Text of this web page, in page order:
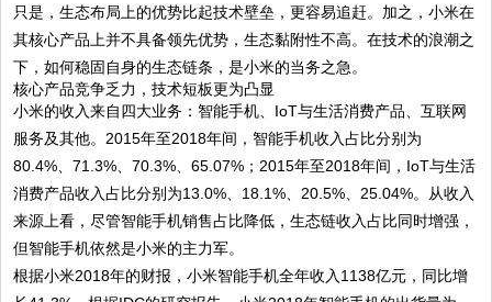
只是，生态布局上的优势比起技术壁垒，更容易追赶。加之，小米在
其核心产品上并不具备领先优势，生态黏附性不高。在技术的浪潮之
下，如何稳固自身的生态链条，是小米的当务之急。
核心产品竞争乏力，技术短板更为凸显
小米的收入来自四大业务：智能手机、IoT与生活消费产品、互联网
服务及其他。2015年至2018年间，智能手机收入占比分别为
80.4%、71.3%、70.3%、65.07%；2015年至2018年间，IoT与生活
消费产品收入占比分别为13.0%、18.1%、20.5%、25.04%。从收入
来源上看，尽管智能手机销售占比降低，生态链收入占比同时增强，
但智能手机依然是小米的主力军。
根据小米2018年的财报，小米智能手机全年收入1138亿元，同比增